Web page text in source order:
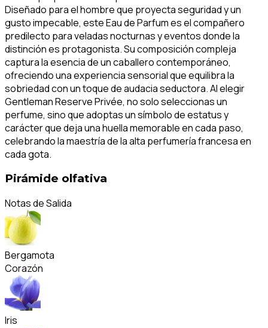
Diseñado para el hombre que proyecta seguridad y un
gusto impecable, este Eau de Parfum es el compañero
predilecto para veladas nocturnas y eventos donde la
distinción es protagonista. Su composición compleja
captura la esencia de un caballero contemporáneo,
ofreciendo una experiencia sensorial que equilibra la
sobriedad con un toque de audacia seductora. Al elegir
Gentleman Reserve Privée, no solo seleccionas un
perfume, sino que adoptas un símbolo de estatus y
carácter que deja una huella memorable en cada paso,
celebrando la maestría de la alta perfumería francesa en
cada gota.
Pirámide olfativa
Notas de Salida
Bergamota
Corazón
Iris